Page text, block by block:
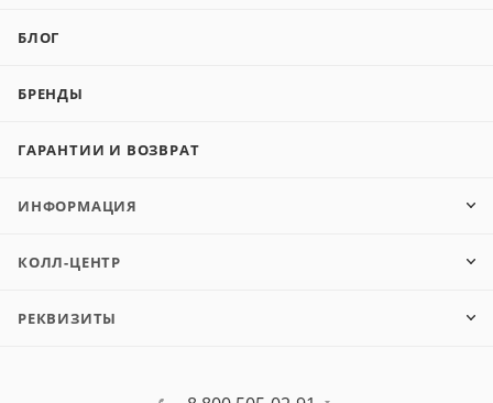
БЛОГ
БРЕНДЫ
ГАРАНТИИ И ВОЗВРАТ
ИНФОРМАЦИЯ
КОЛЛ-ЦЕНТР
РЕКВИЗИТЫ